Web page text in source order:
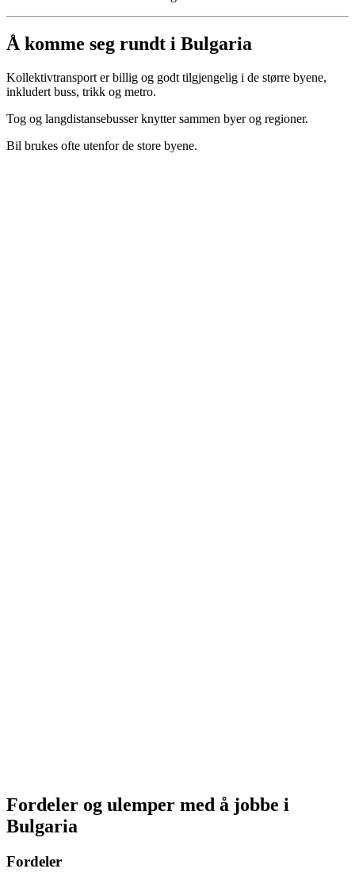
Å komme seg rundt i Bulgaria
Kollektivtransport er billig og godt tilgjengelig i de større byene,
inkludert buss, trikk og metro.
Tog og langdistansebusser knytter sammen byer og regioner.
Bil brukes ofte utenfor de store byene.
Fordeler og ulemper med å jobbe i
Bulgaria
Fordeler